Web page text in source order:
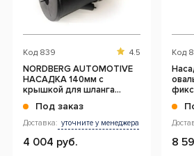
Код 839 4.5
NORDBERG AUTOMOTIVE
НАСАДКА 140мм с
крышкой для шланга
Под заказ
Доставка: уточните у менеджера
4 004 руб.
Код
8